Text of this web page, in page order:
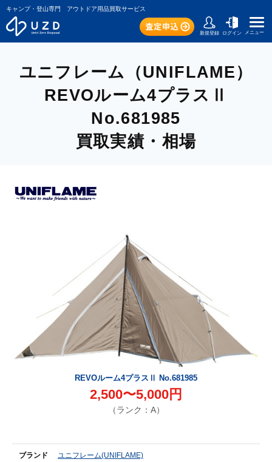
キャンプ・登山専門 アウトドア用品買取サービス
新規登録 ログイン メニュー
ユニフレーム（UNIFLAME）
REVOルーム4プラスⅡ
No.681985
買取実績・相場
REVOルーム4プラスⅡ No.681985
2,500〜5,000円
（ランク：A）
ブランド ユニフレーム(UNIFLAME)